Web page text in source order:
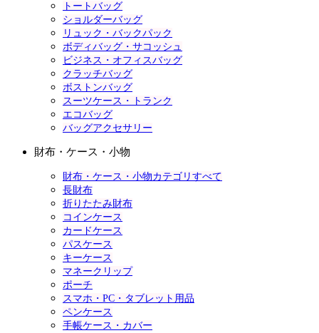
トートバッグ
ショルダーバッグ
リュック・バックパック
ボディバッグ・サコッシュ
ビジネス・オフィスバッグ
クラッチバッグ
ボストンバッグ
スーツケース・トランク
エコバッグ
バッグアクセサリー
財布・ケース・小物
財布・ケース・小物カテゴリすべて
長財布
折りたたみ財布
コインケース
カードケース
パスケース
キーケース
マネークリップ
ポーチ
スマホ・PC・タブレット用品
ペンケース
手帳ケース・カバー